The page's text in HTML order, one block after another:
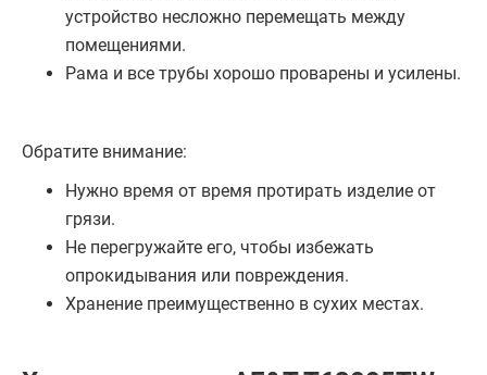
устройство несложно перемещать между
помещениями.
Рама и все трубы хорошо проварены и усилены.
Обратите внимание:
Нужно время от время протирать изделие от
грязи.
Не перегружайте его, чтобы избежать
опрокидывания или повреждения.
Хранение преимущественно в сухих местах.